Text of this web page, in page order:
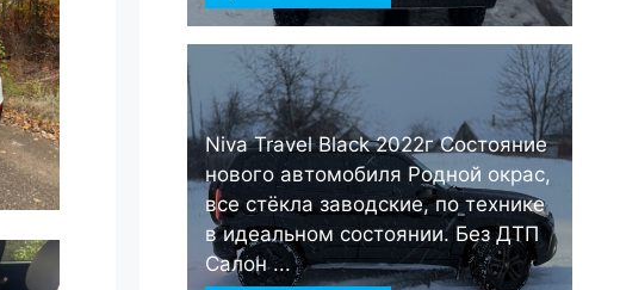
Niva Travel Black 2022г Состояние
нового автомобиля Родной окрас,
все стёкла заводские, по технике
в идеальном состоянии. Без ДТП
Салон ...